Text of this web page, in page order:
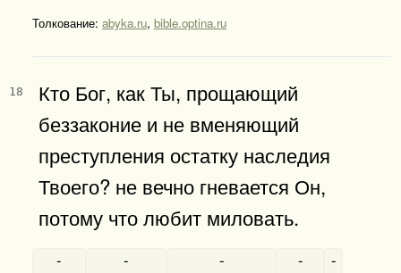
Толкование: abyka.ru, bible.optina.ru
18
Кто Бог, как Ты, прощающий
беззаконие и не вменяющий
преступления остатку наследия
Твоего? не вечно гневается Он,
потому что любит миловать.
- - - - -